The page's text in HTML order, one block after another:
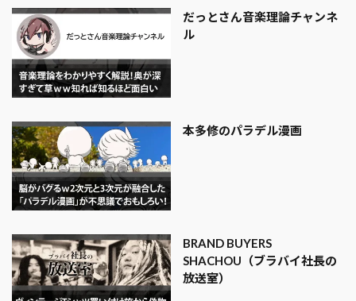
だっとさん音楽理論チャンネ
ル
本多修のパラデル漫画
BRAND BUYERS
SHACHOU（ブラバイ社長の
放送室）